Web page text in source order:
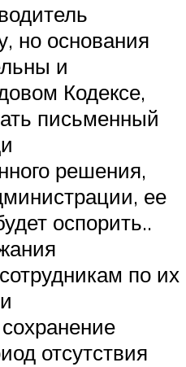
но основания
и
Кодексе,
письменный
решения,
ее
оспорить..
по их
отсутствия